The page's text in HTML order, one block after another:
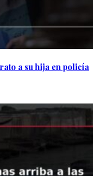
a su hija en policía